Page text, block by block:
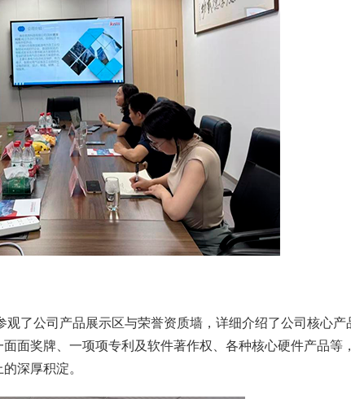
公司产品展示区与荣誉资质墙，详细介绍了公司核心产
面奖牌、一项项专利及软件著作权、各种核心硬件产品等
深厚积淀。